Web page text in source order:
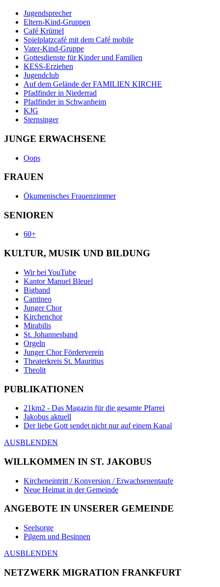
Jugendsprecher
Eltern-Kind-Gruppen
Café Krümel
Spielplatzcafé mit dem Café mobile
Vater-Kind-Gruppe
Gottesdienste für Kinder und Familien
KESS-Erziehen
Jugendclub
Auf dem Gelände der FAMILIEN KIRCHE
Pfadfinder in Niederrad
Pfadfinder in Schwanheim
KJG
Sternsinger
JUNGE ERWACHSENE
Oops
FRAUEN
Ökumenisches Frauenzimmer
SENIOREN
60+
KULTUR, MUSIK UND BILDUNG
Wir bei YouTube
Kantor Manuel Bleuel
Bigband
Cantineo
Junger Chor
Kirchenchor
Mirabilis
St. Johannesband
Orgeln
Junger Chor Förderverein
Theaterkreis St. Mauritius
Theolit
PUBLIKATIONEN
21km2 - Das Magazin für die gesamte Pfarrei
Jakobus aktuell
Der liebe Gott sendet nicht nur auf einem Kanal
AUSBLENDEN
WILLKOMMEN IN ST. JAKOBUS
Kircheneintritt / Konversion / Erwachsenentaufe
Neue Heimat in der Gemeinde
ANGEBOTE IN UNSERER GEMEINDE
Seelsorge
Pilgern und Besinnen
AUSBLENDEN
NETZWERK MIGRATION FRANKFURT